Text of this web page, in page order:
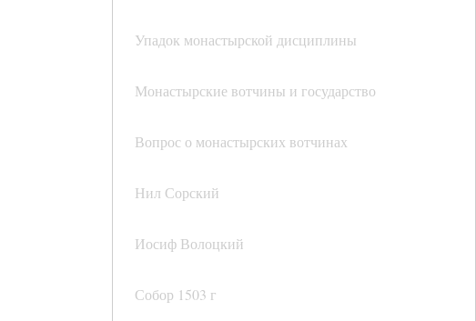
Упадок монастырской дисциплины
Монастырские вотчины и государство
Вопрос о монастырских вотчинах
Нил Сорский
Иосиф Волоцкий
Собор 1503 г